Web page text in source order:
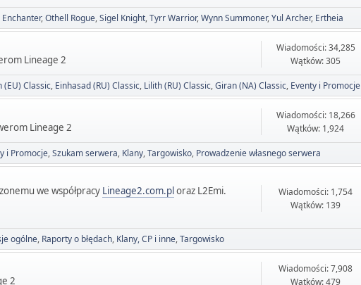
Othell Rogue Sigel Knight Tyrr Warrior Wynn Summoner Yul Archer Ertheia
Lineage 2
Wiadomości: 34,285
Wątków: 305
(EU) Classic Einhasad (RU) Classic Lilith (RU) Classic Giran (NA) Classic Eventy i Promocje
Lineage 2
Wiadomości: 18,266
Wątków: 1,924
i Promocje Szukam serwera Klany Targowisko Prowadzenie własnego serwera
we współpracy Lineage2.com.ploraz L2Emi.
Wiadomości: 1,754
Wątków: 139
ogólne Raporty o błędach Klany, CP i inne Targowisko
2
Wiadomości: 7,908
Wątków: 479